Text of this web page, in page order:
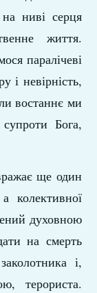
ниві серця
життя.
паралічеві
і невірність,
востаннє ми
Бога,
ще один
колективної
духовною
на смерть
і,
терориста.